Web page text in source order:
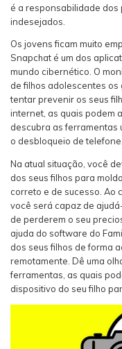
é a responsabilidade
indesejados.
Os jovens ficam muito
Snapchat é um dos
mundo cibernético. O
de filhos adolescentes os
tentar prevenir os seus
internet, as quais podem
descubra as ferramentas
o desbloqueio de telefone.
Na atual situação, você
dos seus filhos para
correto e de sucesso. Ao
você será capaz de
de perderem o seu
ajuda do software do
dos seus filhos de forma
remotamente. Dê uma
ferramentas, as quais
dispositivo do seu filho